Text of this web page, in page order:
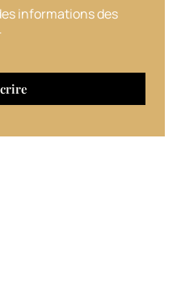
informations des